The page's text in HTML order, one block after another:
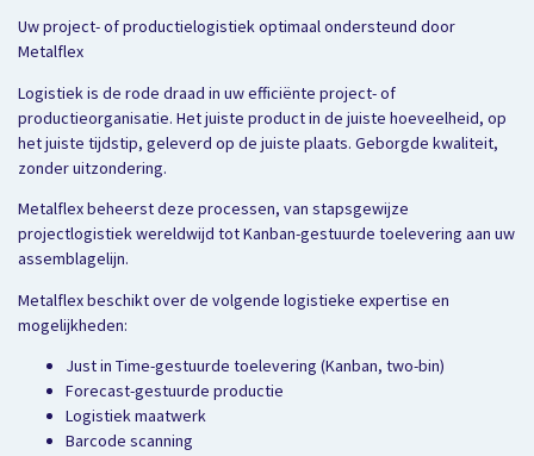
Uw project- of productielogistiek optimaal ondersteund door
Metalflex
Logistiek is de rode draad in uw efficiënte project- of
productieorganisatie. Het juiste product in de juiste hoeveelheid, op
het juiste tijdstip, geleverd op de juiste plaats. Geborgde kwaliteit,
zonder uitzondering.
Metalflex beheerst deze processen, van stapsgewijze
projectlogistiek wereldwijd tot Kanban-gestuurde toelevering aan uw
assemblagelijn.
Metalflex beschikt over de volgende logistieke expertise en
mogelijkheden:
Just in Time-gestuurde toelevering (Kanban, two-bin)
Forecast-gestuurde productie
Logistiek maatwerk
Barcode scanning